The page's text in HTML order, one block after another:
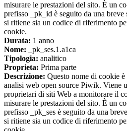
misurare le prestazioni del sito. È un
prefisso _pk_id è seguito da una breve
si ritiene sia un codice di riferimento
cookie.
Durata: 1 anno
Nome: _pk_ses.1.a1ca
Tipologia: analitico
Proprieta: Prima parte
Descrizione: Questo nome di cookie
analisi web open source Piwik. Viene
proprietari di siti Web a monitorare il
misurare le prestazioni del sito. È un
prefisso _pk_ses è seguito da una
si ritiene sia un codice di riferimento